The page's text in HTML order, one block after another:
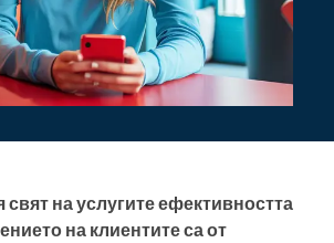
на услугите ефективността
на клиентите са от